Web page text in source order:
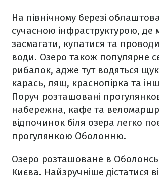
На північному березі
сучасною інфраструктурою, де
засмагати, купатися та
води. Озеро також популярне
рибалок, адже тут водяться
карась, лящ, краснопірка та
Поруч розташовані
набережна, кафе та
відпочинок біля озера легко
прогулянкою Оболонню.
Озеро розташоване в
Києва. Найзручніше дістатися